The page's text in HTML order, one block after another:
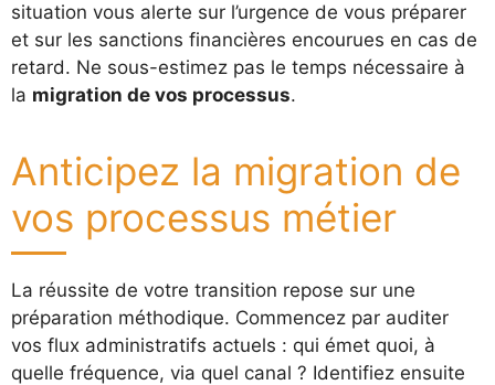
situation vous alerte sur l’urgence de vous préparer
et sur les sanctions financières encourues en cas de
retard. Ne sous-estimez pas le temps nécessaire à
la migration de vos processus.
Anticipez la migration de
vos processus métier
La réussite de votre transition repose sur une
préparation méthodique. Commencez par auditer
vos flux administratifs actuels : qui émet quoi, à
quelle fréquence, via quel canal ? Identifiez ensuite